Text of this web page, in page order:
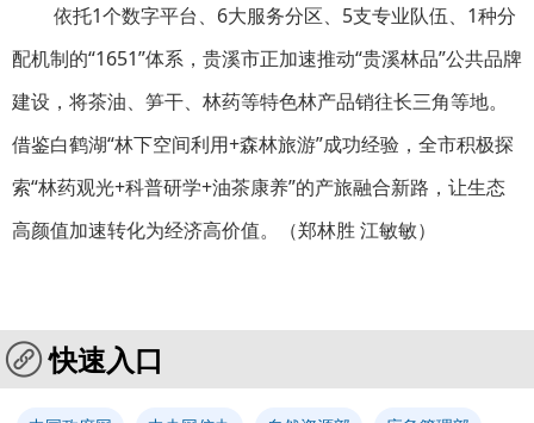
依托1个数字平台、6大服务分区、5支专业队伍、1种分
配机制的“1651”体系，贵溪市正加速推动“贵溪林品”公共品牌
建设，将茶油、笋干、林药等特色林产品销往长三角等地。
借鉴白鹤湖“林下空间利用+森林旅游”成功经验，全市积极探
索“林药观光+科普研学+油茶康养”的产旅融合新路，让生态
高颜值加速转化为经济高价值。（郑林胜 江敏敏）
快速入口